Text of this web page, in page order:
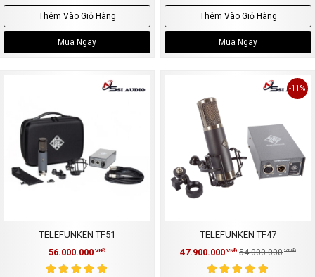
Thêm Vào Giỏ Hàng
Mua Ngay
Thêm Vào Giỏ Hàng
Mua Ngay
TELEFUNKEN TF51
56.000.000 VNĐ
TELEFUNKEN TF47
47.900.000 VNĐ 54.000.000 VNĐ
-11%